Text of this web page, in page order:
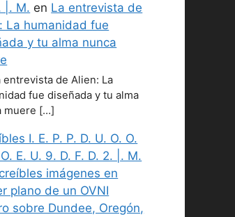
|. M. en La entrevista de
La humanidad fue
y tu alma nunca
entrevista de Alien: La
fue diseñada y tu alma
muere […]
I. E. P. P. D. U. O. O.
E. U. 9. D. F. D. 2. |. M.
imágenes en
plano de un OVNI
sobre Dundee, Oregón,